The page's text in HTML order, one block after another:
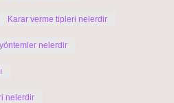
Karar verme tipleri nelerdir
nelerdir
nelerdir